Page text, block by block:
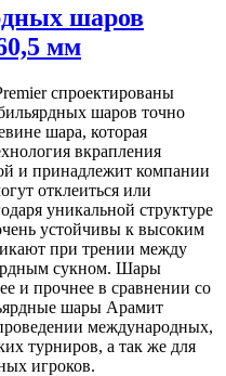
шаров
мм
спроектированы
шаров точно
шара, которая
вкрапления
и принадлежит компании
отклеиться или
уникальной структуре
устойчивы к высоким
при трении между
сукном. Шары
и прочнее в сравнении со
шары Арамит
международных,
турниров, а так же для
игроков.